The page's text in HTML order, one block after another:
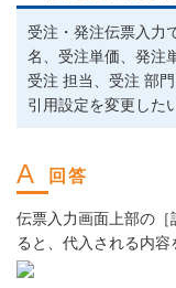
受注・発注伝票入力
名、受注単価、発注
受注 担当、受注 部
引用設定を変更した
伝票入力画面上部の
ると、代入される内容